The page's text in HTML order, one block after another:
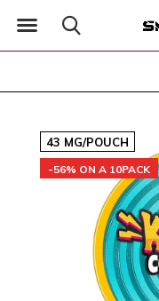
43 MG/POUCH
-56% ON A 10PACK